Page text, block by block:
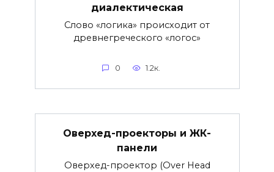
диалектическая
Слово «логика» происходит от
древнегреческого «логос»
0 1.2к.
Оверхед-проекторы и ЖК-
панели
Оверхед-проектор (Over Head